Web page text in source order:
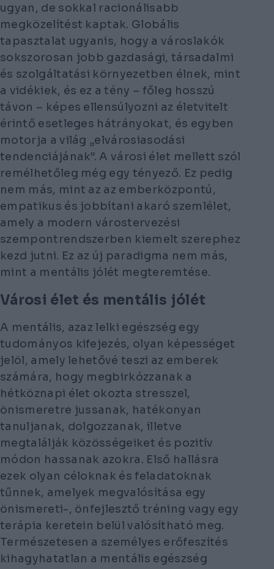
ugyan, de sokkal racionálisabb
megközelítést kaptak. Globális
tapasztalat ugyanis, hogy a városlakók
sokszorosan jobb gazdasági, társadalmi
és szolgáltatási környezetben élnek, mint
a vidékiek, és ez a tény – főleg hosszú
távon – képes ellensúlyozni az életvitelt
érintő esetleges hátrányokat, és egyben
motorja a világ „elvárosiasodási
tendenciájának”. A városi élet mellett szól
remélhetőleg még egy tényező. Ez pedig
nem más, mint az az emberközpontú,
empatikus és jobbítani akaró szemlélet,
amely a modern várostervezési
szempontrendszerben kiemelt szerephez
kezd jutni. Ez az új paradigma nem más,
mint a mentális jólét megteremtése.
Városi élet és mentális jólét
A mentális, azaz lelki egészség egy
tudományos kifejezés, olyan képességet
jelöl, amely lehetővé teszi az emberek
számára, hogy megbirkózzanak a
hétköznapi élet okozta stresszel,
önismeretre jussanak, hatékonyan
tanuljanak, dolgozzanak, illetve
megtalálják közösségeiket és pozitív
módon hassanak azokra. Első hallásra
ezek olyan céloknak és feladatoknak
tűnnek, amelyek megvalósítása egy
önismereti-, önfejlesztő tréning vagy egy
terápia keretein belül valósítható meg.
Természetesen a személyes erőfeszítés
kihagyhatatlan a mentális egészség